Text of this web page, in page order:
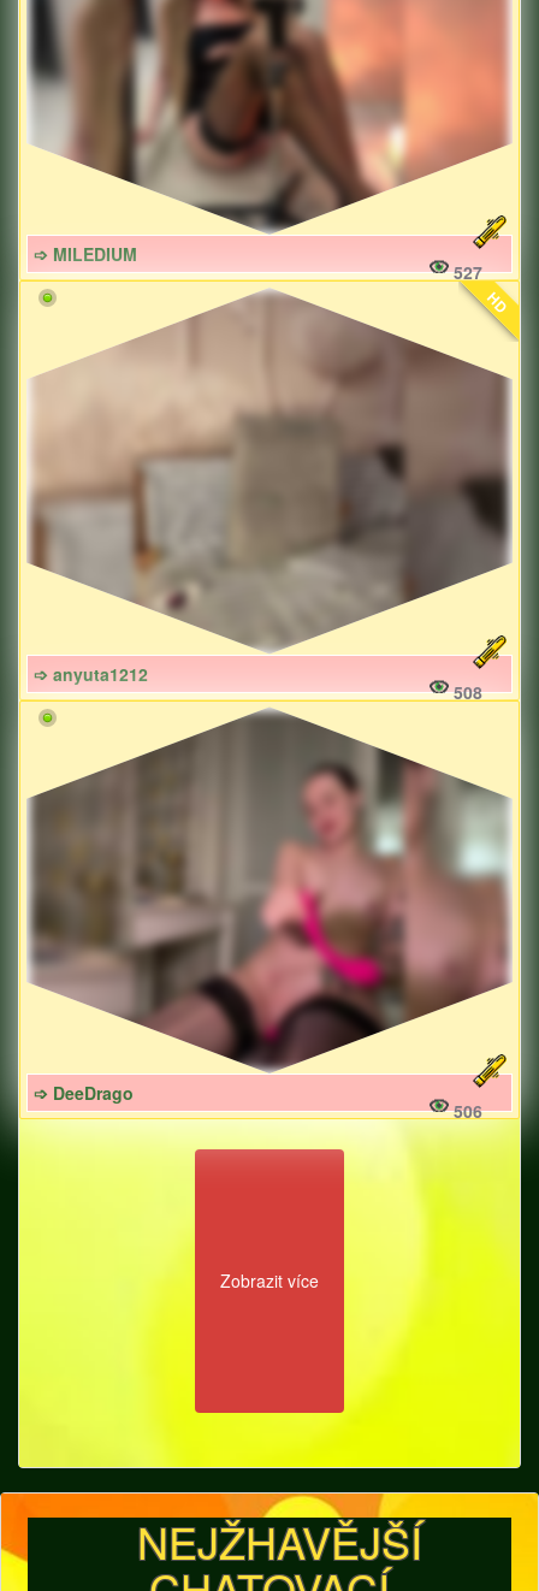
➩ MILEDIUM
527
HD
➩ anyuta1212
508
➩ DeeDrago
506
Zobrazit více
NEJŽHAVĚJŠÍ